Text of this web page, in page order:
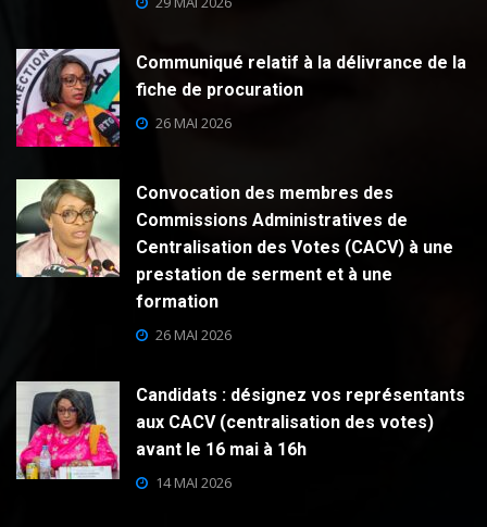
Communiqué relatif à la délivrance de la
fiche de procuration
26 MAI 2026
Convocation des membres des
Commissions Administratives de
Centralisation des Votes (CACV) à une
prestation de serment et à une
formation
26 MAI 2026
Candidats : désignez vos représentants
aux CACV (centralisation des votes)
avant le 16 mai à 16h
14 MAI 2026